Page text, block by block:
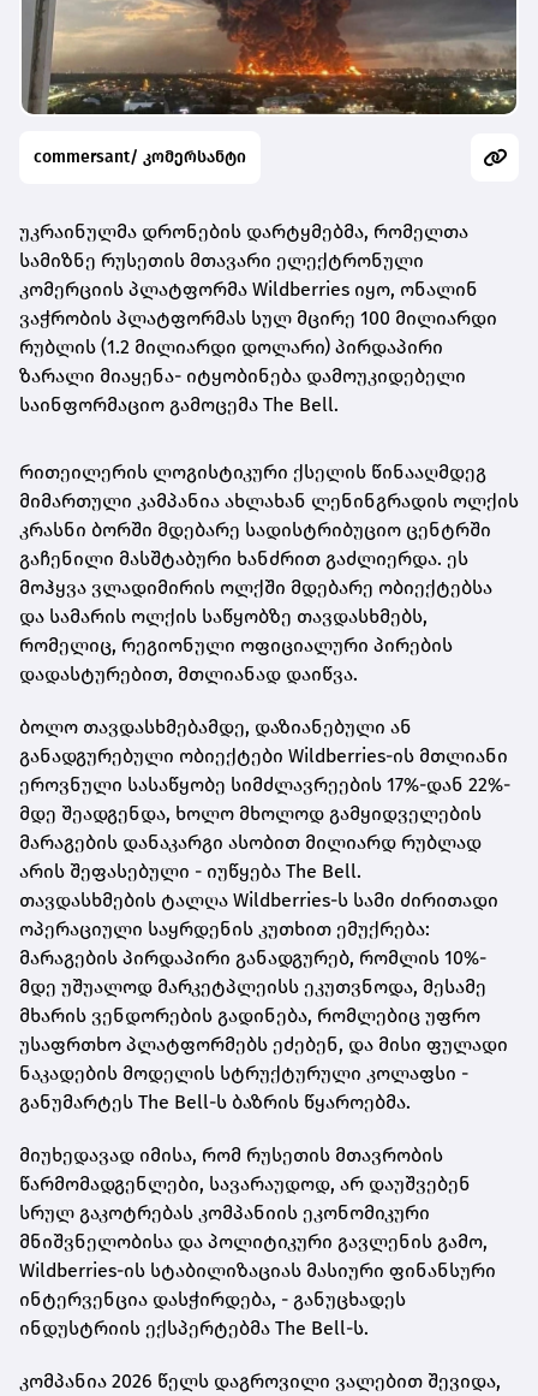
commersant/ კომერსანტი
უკრაინულმა დრონების დარტყმებმა, რომელთა
სამიზნე რუსეთის მთავარი ელექტრონული
კომერციის პლატფორმა Wildberries იყო, ონალინ
ვაჭრობის პლატფორმას სულ მცირე 100 მილიარდი
რუბლის (1.2 მილიარდი დოლარი) პირდაპირი
ზარალი მიაყენა- იტყობინება დამოუკიდებელი
საინფორმაციო გამოცემა The Bell.
რითეილერის ლოგისტიკური ქსელის წინააღმდეგ
მიმართული კამპანია ახლახან ლენინგრადის ოლქის
კრასნი ბორში მდებარე სადისტრიბუციო ცენტრში
გაჩენილი მასშტაბური ხანძრით გაძლიერდა. ეს
მოჰყვა ვლადიმირის ოლქში მდებარე ობიექტებსა
და სამარის ოლქის საწყობზე თავდასხმებს,
რომელიც, რეგიონული ოფიციალური პირების
დადასტურებით, მთლიანად დაიწვა.
ბოლო თავდასხმებამდე, დაზიანებული ან
განადგურებული ობიექტები Wildberries-ის მთლიანი
ეროვნული სასაწყობე სიმძლავრეების 17%-დან 22%-
მდე შეადგენდა, ხოლო მხოლოდ გამყიდველების
მარაგების დანაკარგი ასობით მილიარდ რუბლად
არის შეფასებული - იუწყება The Bell.
თავდასხმების ტალღა Wildberries-ს სამი ძირითადი
ოპერაციული საყრდენის კუთხით ემუქრება:
მარაგების პირდაპირი განადგურებ, რომლის 10%-
მდე უშუალოდ მარკეტპლეისს ეკუთვნოდა, მესამე
მხარის ვენდორების გადინება, რომლებიც უფრო
უსაფრთხო პლატფორმებს ეძებენ, და მისი ფულადი
ნაკადების მოდელის სტრუქტურული კოლაფსი -
განუმარტეს The Bell-ს ბაზრის წყაროებმა.
მიუხედავად იმისა, რომ რუსეთის მთავრობის
წარმომადგენლები, სავარაუდოდ, არ დაუშვებენ
სრულ გაკოტრებას კომპანიის ეკონომიკური
მნიშვნელობისა და პოლიტიკური გავლენის გამო,
Wildberries-ის სტაბილიზაციას მასიური ფინანსური
ინტერვენცია დასჭირდება, - განუცხადეს
ინდუსტრიის ექსპერტებმა The Bell-ს.
კომპანია 2026 წელს დაგროვილი ვალებით შევიდა,